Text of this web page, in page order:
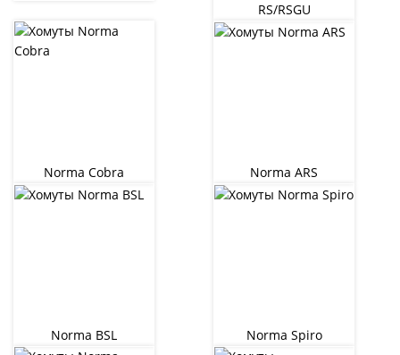
RS/RSGU
Norma Cobra Norma ARS
Norma BSL Norma Spiro